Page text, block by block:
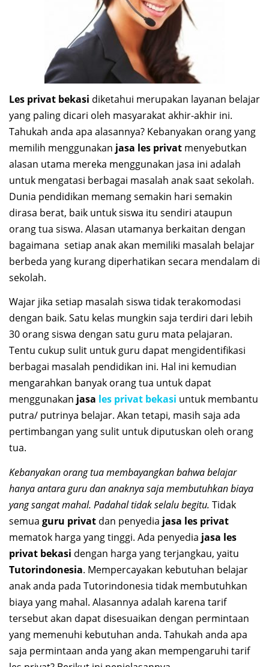
Les privat bekasi diketahui merupakan layanan belajar
yang paling dicari oleh masyarakat akhir-akhir ini.
Tahukah anda apa alasannya? Kebanyakan orang yang
memilih menggunakan jasa les privat menyebutkan
alasan utama mereka menggunakan jasa ini adalah
untuk mengatasi berbagai masalah anak saat sekolah.
Dunia pendidikan memang semakin hari semakin
dirasa berat, baik untuk siswa itu sendiri ataupun
orang tua siswa. Alasan utamanya berkaitan dengan
bagaimana setiap anak akan memiliki masalah belajar
berbeda yang kurang diperhatikan secara mendalam di
sekolah.
Wajar jika setiap masalah siswa tidak terakomodasi
dengan baik. Satu kelas mungkin saja terdiri dari lebih
30 orang siswa dengan satu guru mata pelajaran.
Tentu cukup sulit untuk guru dapat mengidentifikasi
berbagai masalah pendidikan ini. Hal ini kemudian
mengarahkan banyak orang tua untuk dapat
menggunakan jasa les privat bekasi untuk membantu
putra/ putrinya belajar. Akan tetapi, masih saja ada
pertimbangan yang sulit untuk diputuskan oleh orang
tua.
Kebanyakan orang tua membayangkan bahwa belajar
hanya antara guru dan anaknya saja membutuhkan biaya
yang sangat mahal. Padahal tidak selalu begitu. Tidak
semua guru privat dan penyedia jasa les privat
mematok harga yang tinggi. Ada penyedia jasa les
privat bekasi dengan harga yang terjangkau, yaitu
Tutorindonesia. Mempercayakan kebutuhan belajar
anak anda pada Tutorindonesia tidak membutuhkan
biaya yang mahal. Alasannya adalah karena tarif
tersebut akan dapat disesuaikan dengan permintaan
yang memenuhi kebutuhan anda. Tahukah anda apa
saja permintaan anda yang akan mempengaruhi tarif